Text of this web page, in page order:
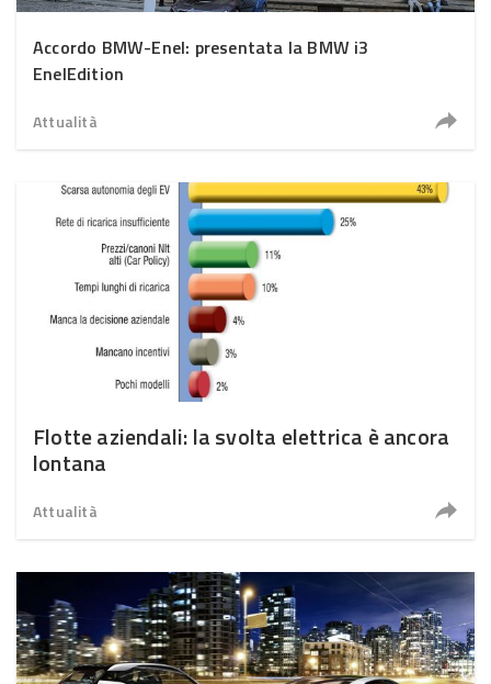
Accordo BMW-Enel: presentata la BMW i3
EnelEdition
Attualità
Flotte aziendali: la svolta elettrica è ancora
lontana
Attualità